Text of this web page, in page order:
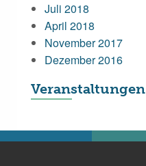
Juli 2018
April 2018
November 2017
Dezember 2016
Veranstaltungen